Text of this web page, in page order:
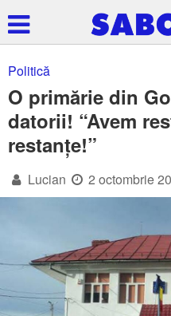
Politică
O primărie din
datorii! “Avem
restanțe!”
Lucian 2 octombrie